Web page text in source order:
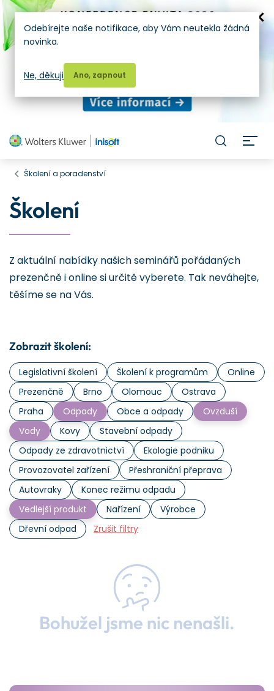
Školení a poradenství
Školení
Z aktuální nabídky našich seminářů pořádaných
prezenčně i online si určitě vyberete. Tak neváhejte,
těšíme se na Vás.
Zobrazit školení:
Legislativní školení Školení k programům
Online
Prezenčně
Brno Olomouc
Ostrava
Praha
Odpady Obce a odpady
Ovzduší
Vody
Kovy
Stavební odpady
Odpady ze zdravotnictví
Ekologie podniku
Provozovatel zařízení
Přeshraniční přeprava
Autovraky
Konec režimu odpadu
Vedlejší produkt
Nařízení
Výrobce
Dřevní odpad
Zrušit filtry
Bohužel jsme nic nenašli.
Odebírejte naše notifikace, aby Vám neutekla žádná
novinka.
Ano, zapnout
Ne, děkuji